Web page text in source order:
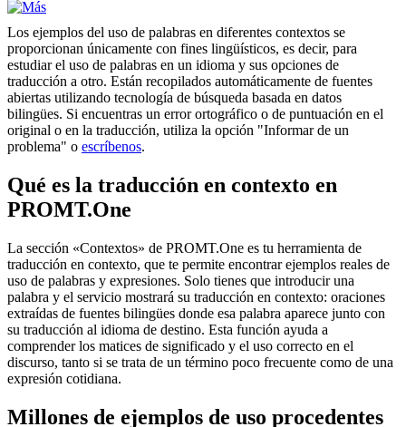
Los ejemplos del uso de palabras en diferentes contextos se
proporcionan únicamente con fines lingüísticos, es decir, para
estudiar el uso de palabras en un idioma y sus opciones de
traducción a otro. Están recopilados automáticamente de fuentes
abiertas utilizando tecnología de búsqueda basada en datos
bilingües. Si encuentras un error ortográfico o de puntuación en el
original o en la traducción, utiliza la opción "Informar de un
problema" o escríbenos.
Qué es la traducción en contexto en
PROMT.One
La sección «Contextos» de PROMT.One es tu herramienta de
traducción en contexto, que te permite encontrar ejemplos reales de
uso de palabras y expresiones. Solo tienes que introducir una
palabra y el servicio mostrará su traducción en contexto: oraciones
extraídas de fuentes bilingües donde esa palabra aparece junto con
su traducción al idioma de destino. Esta función ayuda a
comprender los matices de significado y el uso correcto en el
discurso, tanto si se trata de un término poco frecuente como de una
expresión cotidiana.
Millones de ejemplos de uso procedentes